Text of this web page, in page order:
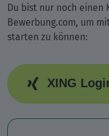
Du bist nur noch
Bewerbung.com, um
starten zu können:
XING